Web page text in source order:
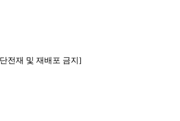
전재 및 재배포 금지]